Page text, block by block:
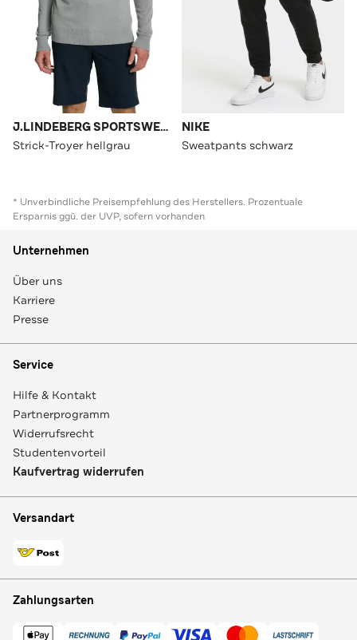
J.LINDEBERG SPORTSWEAR
Strick-Troyer hellgrau
NIKE
Sweatpants schwarz
* Unverbindliche Preisempfehlung des Herstellers. Prozentuale
Ersparnis ggü. der UVP, sofern vorhanden
Unternehmen
Über uns
Karriere
Presse
Service
Hilfe & Kontakt
Partnerprogramm
Widerrufsrecht
Studentenvorteil
Kaufvertrag widerrufen
Versandart
Zahlungsarten